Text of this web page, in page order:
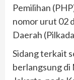
Pemilihan
nomor urut 02
Daerah
Sidang terkait
berlangsung di